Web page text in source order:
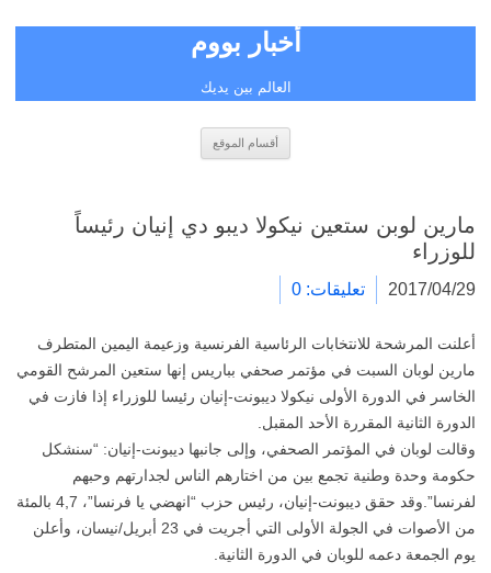
أخبار بووم
العالم بين يديك
أقسام الموقع
مارين لوبن ستعين نيكولا ديبو دي إنيان رئيساً
للوزراء
2017/04/29 تعليقات: 0
أعلنت المرشحة للانتخابات الرئاسية الفرنسية وزعيمة اليمين المتطرف
مارين لوبان السبت في مؤتمر صحفي بباريس إنها ستعين المرشح القومي
الخاسر في الدورة الأولى نيكولا ديبونت-إنيان رئيسا للوزراء إذا فازت في
الدورة الثانية المقررة الأحد المقبل.
وقالت لوبان في المؤتمر الصحفي، وإلى جانبها ديبونت-إنيان: “سنشكل
حكومة وحدة وطنية تجمع بين من اختارهم الناس لجدارتهم وحبهم
لفرنسا”.وقد حقق ديبونت-إنيان، رئيس حزب “انهضي يا فرنسا”، 4,7 بالمئة
من الأصوات في الجولة الأولى التي أجريت في 23 أبريل/نيسان، وأعلن
يوم الجمعة دعمه للوبان في الدورة الثانية.